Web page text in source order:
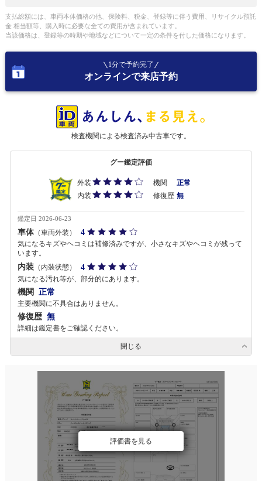
支払総額には、車両本体価格の他、保険料、税金、登録等に伴う費用、リサイクル預託
金 相当額等、購入時に必要な全ての費用が含まれています。
当該価格は、登録等の時期や地域などについて一定の条件を付した価格になります。
1分で予約完了
オンラインで来店予約
検査機関による検査済み中古車です。
グー鑑定評価
外装 機関
正常
内装
修復歴 無
鑑定日 2026-06-23
車体（車両外装） 4
気になるキズやヘコミは補修済みですが、小さなキズやヘコミが残って
います。
内装 （内装状態） 4
気になる汚れ等が、部分的にあります。
機関 正常
主要機関に不具合はありません。
修復歴 無
詳細は鑑定書をご確認ください。
閉じる
評価書を見る